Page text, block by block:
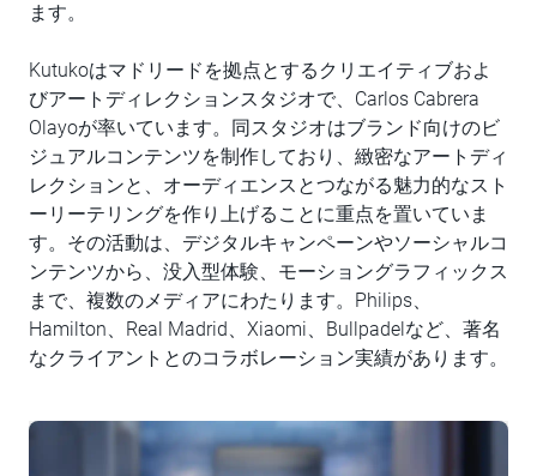
ます。
Kutukoはマドリードを拠点とするクリエイティブおよ
びアートディレクションスタジオで、Carlos Cabrera
Olayoが率いています。同スタジオはブランド向けのビ
ジュアルコンテンツを制作しており、緻密なアートディ
レクションと、オーディエンスとつながる魅力的なスト
ーリーテリングを作り上げることに重点を置いていま
す。その活動は、デジタルキャンペーンやソーシャルコ
ンテンツから、没入型体験、モーショングラフィックス
まで、複数のメディアにわたります。Philips、
Hamilton、Real Madrid、Xiaomi、Bullpadelなど、著名
なクライアントとのコラボレーション実績があります。